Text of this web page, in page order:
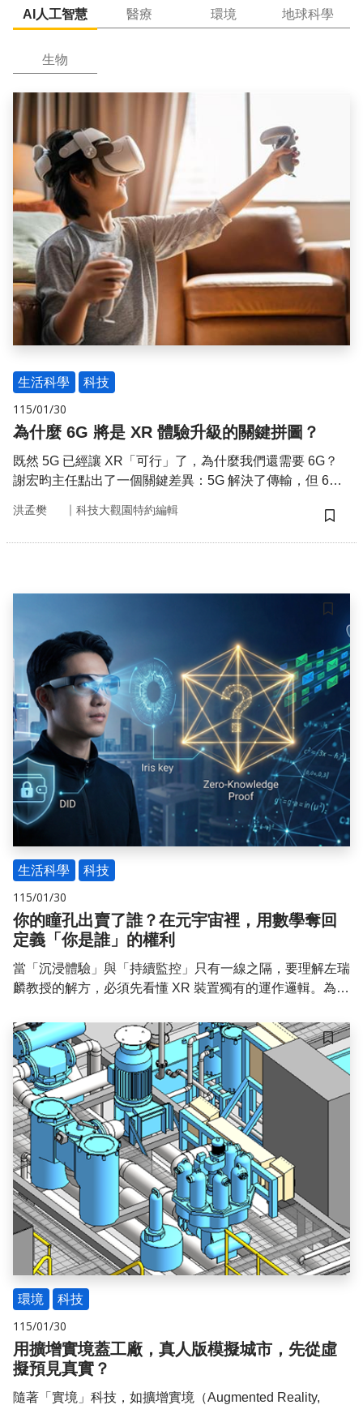
AI人工智慧
生活科學 科技
115/01/30
為什麼 6G 將是 XR 體驗升級的關鍵拼圖？
既然 5G 已經讓 XR「可行」了，為什麼我們還需要 6G？
謝宏昀主任點出了一個關鍵差異：5G 解決了傳輸，但 6G
洪孟樊 ｜ 科技大觀園特約編輯
儲存
儲存
生活科學 科技
115/01/30
你的瞳孔出賣了誰？在元宇宙裡，用數學奪回
定義「你是誰」的權利
當「沉浸體驗」與「持續監控」只有一線之隔，要理解左瑞
麟教授的解方，必須先看懂 XR 裝置獨有的運作邏輯。為什
儲存
環境 科技
115/01/30
用擴增實境蓋工廠，真人版模擬城市，先從虛
擬預見真實？
隨著「實境」科技，如擴增實境（Augmented Reality,
醫療 環境 地球科學
生物